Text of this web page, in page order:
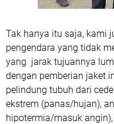
Tak hanya itu saja, kami
pengendara yang tidak
yang jarak tujuannya
dengan pemberian jaket
pelindung tubuh dari
ekstrem (panas/hujan),
hipotermia/masuk